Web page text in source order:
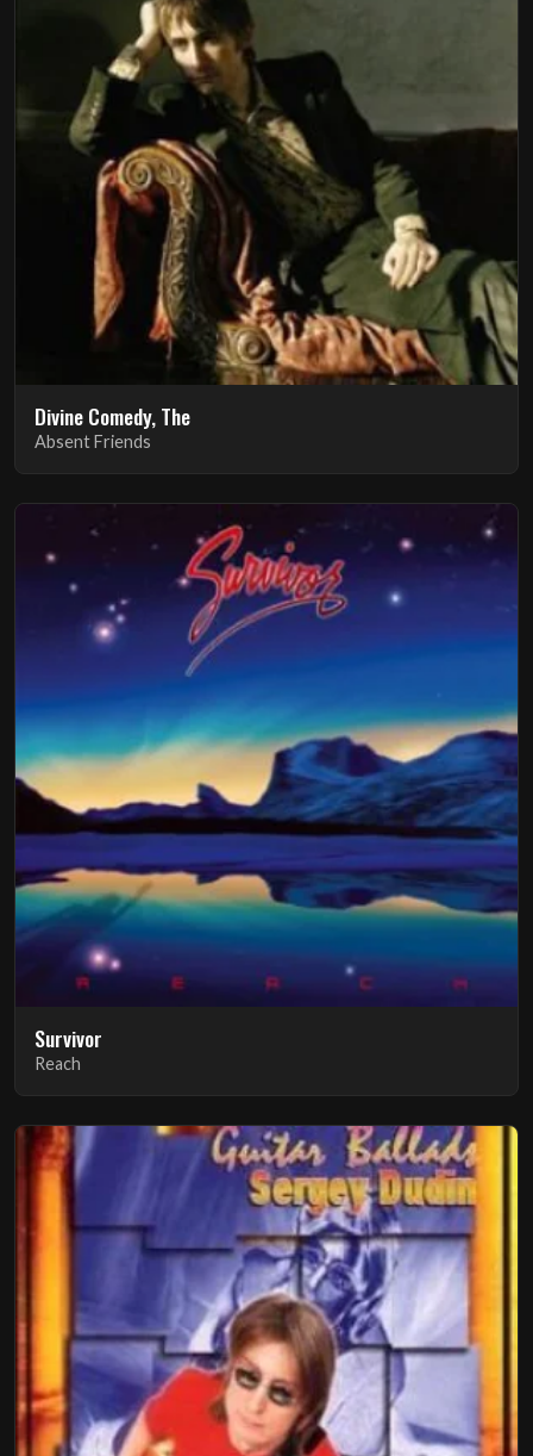
Divine Comedy, The
Absent Friends
Survivor
Reach